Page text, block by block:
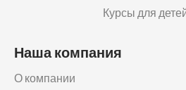
Курсы для
Наша компания
О компании